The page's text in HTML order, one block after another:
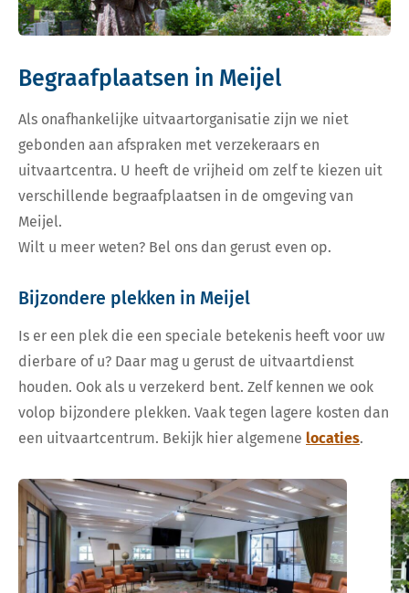
Begraafplaatsen in Meijel
Als onafhankelijke uitvaartorganisatie zijn we niet
gebonden aan afspraken met verzekeraars en
uitvaartcentra. U heeft de vrijheid om zelf te kiezen uit
verschillende begraafplaatsen in de omgeving van
Meijel.
Wilt u meer weten? Bel ons dan gerust even op.
Bijzondere plekken in Meijel
Is er een plek die een speciale betekenis heeft voor uw
dierbare of u? Daar mag u gerust de uitvaartdienst
houden. Ook als u verzekerd bent. Zelf kennen we ook
volop bijzondere plekken. Vaak tegen lagere kosten dan
een uitvaartcentrum. Bekijk hier algemene locaties.